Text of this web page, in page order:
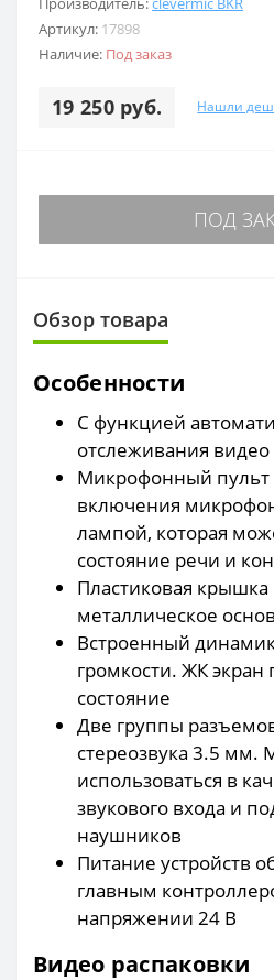
Артикул: 17898
Наличие: Под заказ
19 250 руб. Нашли
ПОД
Обзор товара
Особенности
С функцией
отслеживания видео
Микрофонный пульт
включения
лампой, которая
состояние речи и
Пластиковая
металлическое
Встроенный
громкости. ЖК экран
состояние
Две группы
стереозвука 3.5 мм.
использоваться в
звукового входа и
наушников
Питание устройств
главным
напряжении 24 В
Видео распаковки